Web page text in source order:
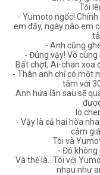
Tôi
- Yumoto ngốc!
em đấy, ngày nào em
- Anh cũng
- Đúng vậy! Vô cùng
Bất chợt, Ai-chan xoa
- Thân anh chỉ có một
tâm với
Anh hứa lần sau sẽ
Io
- Vậy là cả hai hòa
cảm
Tôi và
- Đó không
Và thế là...Tôi với
nhau như